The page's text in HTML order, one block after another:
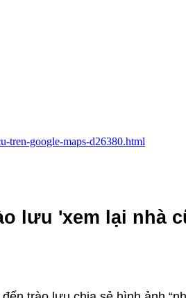
tren-google-maps-d26380.html
lưu 'xem lại nhà